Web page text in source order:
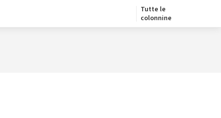
Tutte le
colonnine